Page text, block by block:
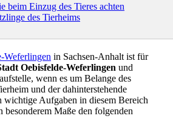
beim Einzug des Tieres achten
des Tierheims
Weferlingen in Sachsen-Anhalt ist für
Oebisfelde-Weferlingen und
wenn es um Belange des
und der dahinterstehende
wichtige Aufgaben in diesem Bereich
Maße den folgenden